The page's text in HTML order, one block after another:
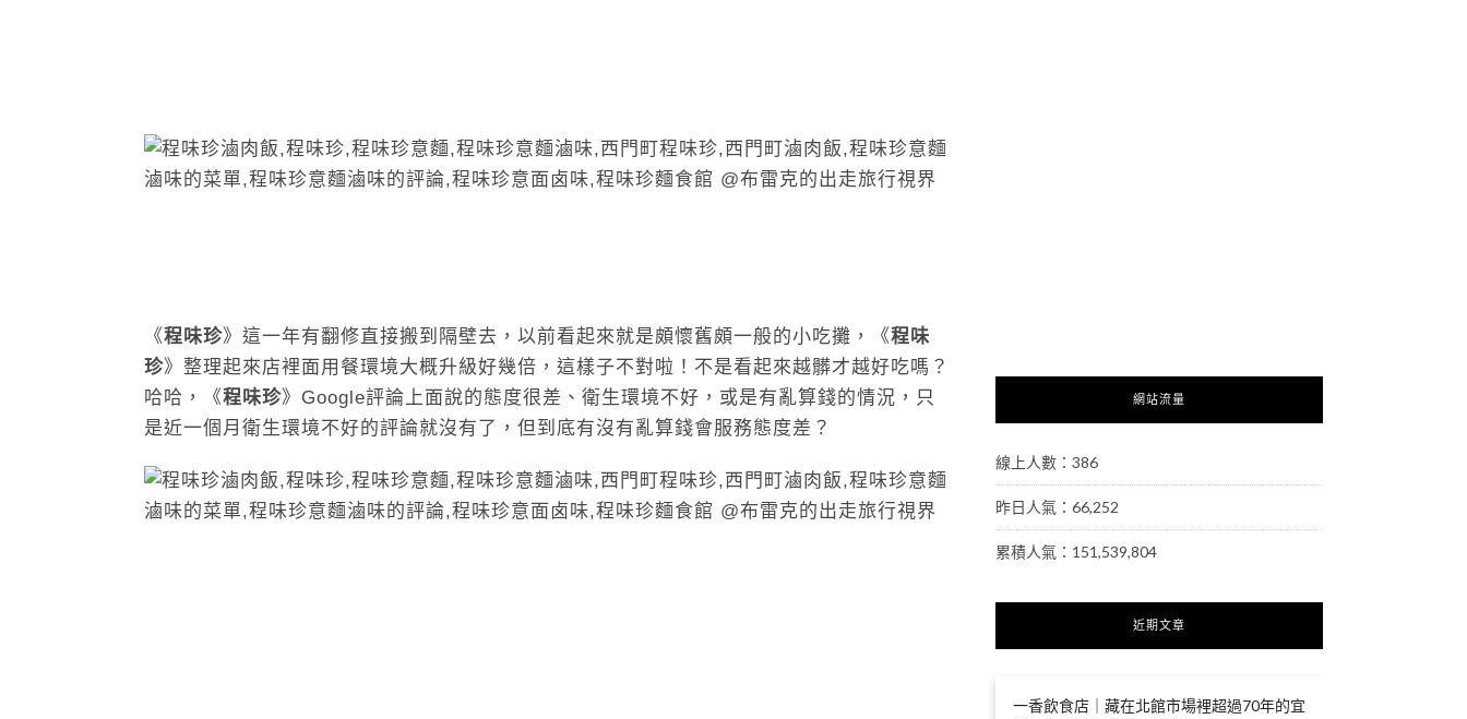
《程味珍》這一年有翻修直接搬到隔壁去，以前看起來就是頗懷舊頗一般的小吃攤，《程味
珍》整理起來店裡面用餐環境大概升級好幾倍，這樣子不對啦！不是看起來越髒才越好吃嗎？
哈哈，《程味珍》Google評論上面說的態度很差、衛生環境不好，或是有亂算錢的情況，只
是近一個月衛生環境不好的評論就沒有了，但到底有沒有亂算錢會服務態度差？
網站流量
線上人數：386
昨日人氣：66,252
累積人氣：151,539,804
近期文章
一香飲食店｜藏在北館市場裡超過70年的宜